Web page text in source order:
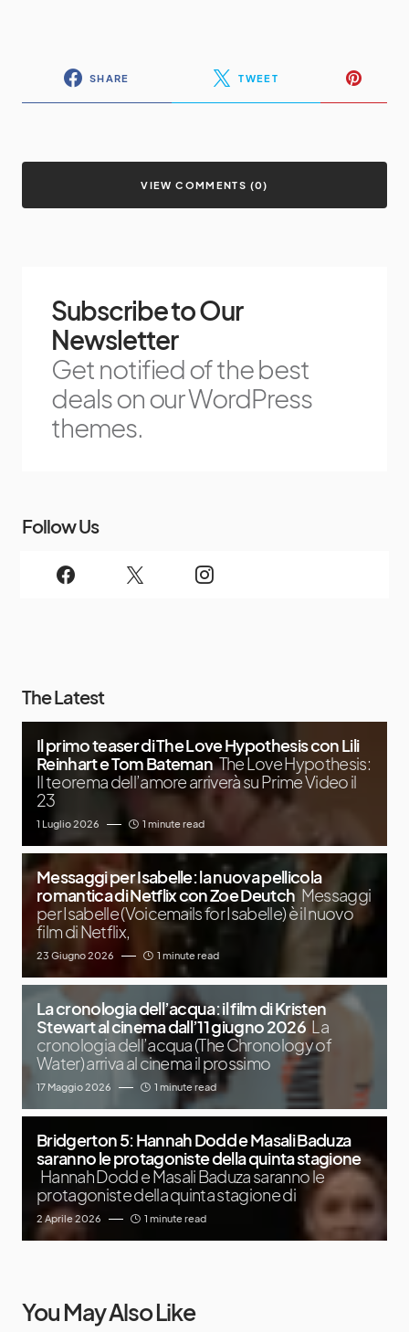
SHARE TWEET
VIEW COMMENTS (0)
Subscribe to Our
Newsletter
Get notified of the best
deals on our WordPress
themes.
Follow Us
The Latest
Il primo teaser di The Love Hypothesis con Lili
Reinhart e Tom Bateman The Love Hypothesis:
Il teorema dell’amore arriverà su Prime Video il
23
1 Luglio 2026 1 minute read
Messaggi per Isabelle: la nuova pellicola
romantica di Netflix con Zoe Deutch Messaggi
per Isabelle (Voicemails for Isabelle) è il nuovo
film di Netflix,
23 Giugno 2026 1 minute read
La cronologia dell’acqua: il film di Kristen
Stewart al cinema dall’11 giugno 2026 La
cronologia dell’acqua (The Chronology of
Water) arriva al cinema il prossimo
17 Maggio 2026 1 minute read
Bridgerton 5: Hannah Dodd e Masali Baduza
saranno le protagoniste della quinta stagione
Hannah Dodd e Masali Baduza saranno le
protagoniste della quinta stagione di
2 Aprile 2026 1 minute read
You May Also Like